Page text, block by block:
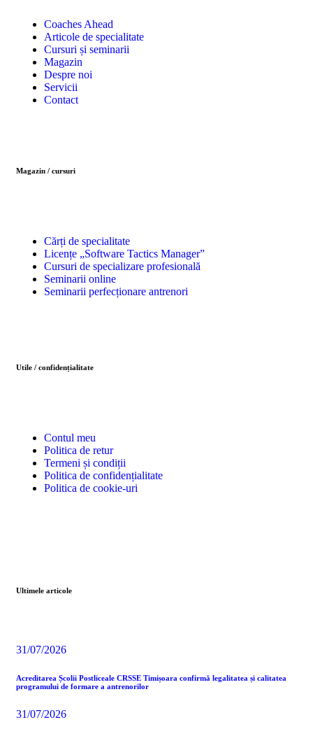
Coaches Ahead
Articole de specialitate
Cursuri și seminarii
Magazin
Despre noi
Servicii
Contact
Magazin / cursuri
Cărți de specialitate
Licențe „Software Tactics Manager”
Cursuri de specializare profesională
Seminarii online
Seminarii perfecționare antrenori
Utile / confidențialitate
Contul meu
Politica de retur
Termeni și condiții
Politica de confidențialitate
Politica de cookie-uri
Ultimele articole
31/07/2026
Acreditarea Școlii Postliceale CRSSE Timișoara confirmă legalitatea și calitatea
programului de formare a antrenorilor
31/07/2026